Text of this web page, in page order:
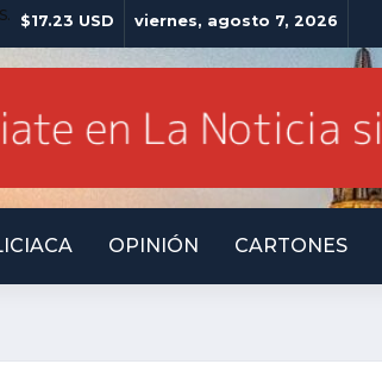
$17.23 USD viernes, agosto 7, 2026
OPINIÓN CARTONES